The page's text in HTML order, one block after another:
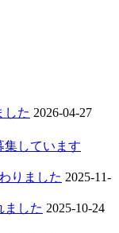
した 2026-04-27
集しています
りました 2025-11-
ました 2025-10-24